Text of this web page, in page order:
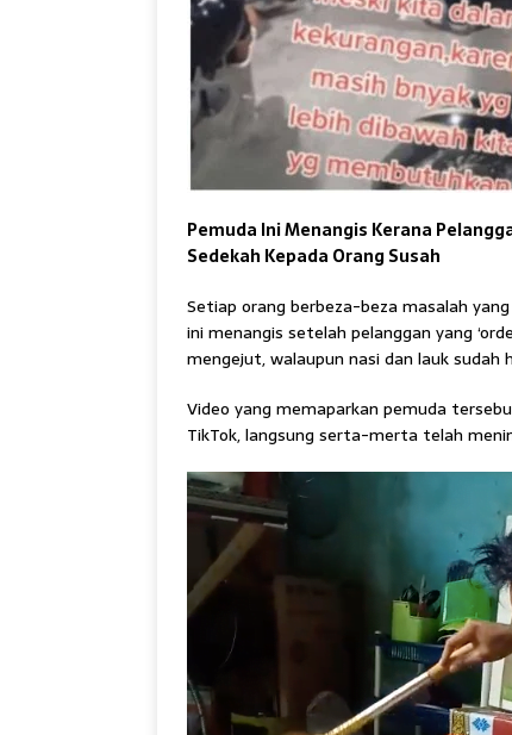
Pemuda Ini Menangis Kerana
Sedekah Kepada Orang Susah
Setiap orang berbeza-beza masalah
ini menangis setelah pelanggan yang
mengejut, walaupun nasi dan lauk sudah
Video yang memaparkan pemuda
TikTok, langsung serta-merta telah